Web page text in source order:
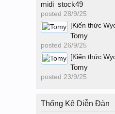
midi_stock49
posted 28/9/25
[Kiến thức
Tomy
posted 26/9/25
[Kiến thức
Tomy
posted 23/9/25
Thống Kê Diễn Đàn